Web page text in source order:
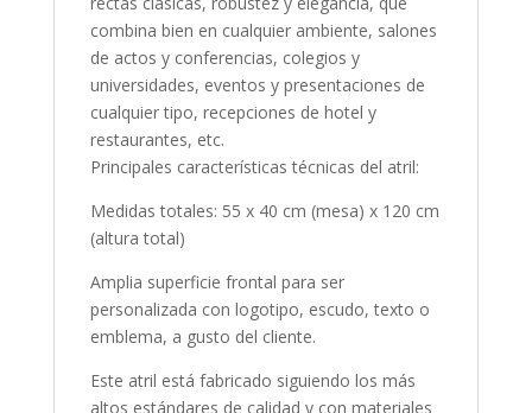
combina bien en cualquier ambiente, salones
de actos y conferencias, colegios y
universidades, eventos y presentaciones de
cualquier tipo, recepciones de hotel y
restaurantes, etc.
Principales características técnicas del atril:
Medidas totales: 55 x 40 cm (mesa) x 120 cm
(altura total)
Amplia superficie frontal para ser
personalizada con logotipo, escudo, texto o
emblema, a gusto del cliente.
Este atril está fabricado siguiendo los más
altos estándares de calidad y con materiales